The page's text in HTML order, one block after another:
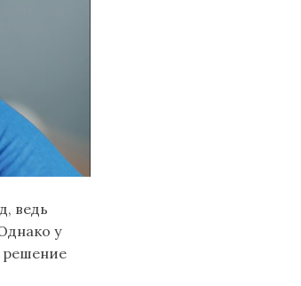
ведь
у
решение